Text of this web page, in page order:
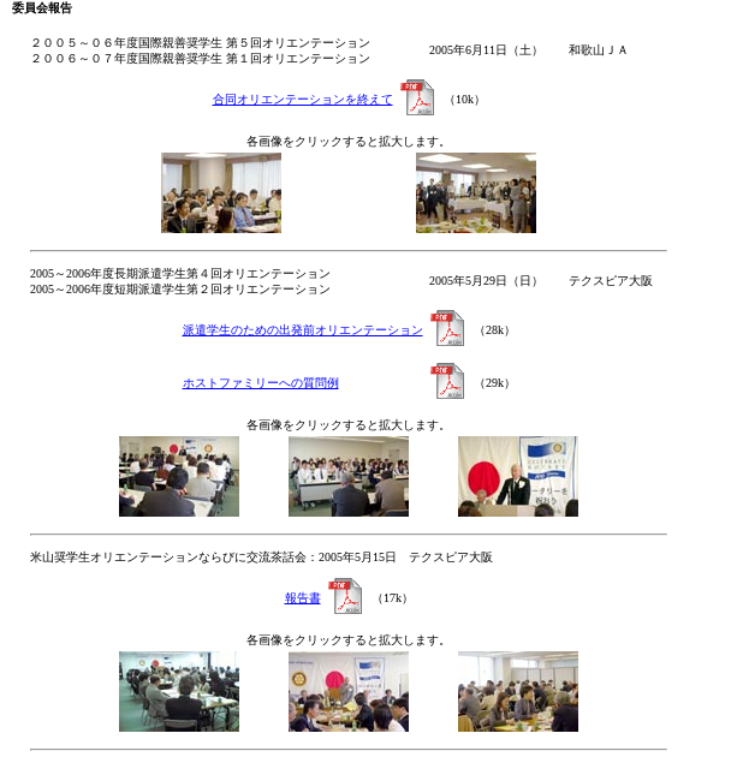
委員会報告
２００５～０６年度国際親善奨学生 第５回オリエンテーション
２００６～０７年度国際親善奨学生 第１回オリエンテーション
2005年6月11日（土） 和歌山ＪＡ
合同オリエンテーションを終えて （10k）
各画像をクリックすると拡大します。
2005～2006年度長期派遣学生第４回オリエンテーション
2005～2006年度短期派遣学生第２回オリエンテーション
2005年5月29日（日） テクスピア大阪
派遣学生のための出発前オリエンテーション （28k）
ホストファミリーへの質問例 （29k）
各画像をクリックすると拡大します。
米山奨学生オリエンテーションならびに交流茶話会：2005年5月15日 テクスピア大阪
報告書 （17k）
各画像をクリックすると拡大します。